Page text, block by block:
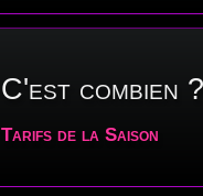
C'est combien ?
Tarifs de la Saison